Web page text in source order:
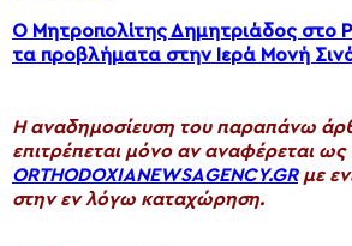
Ο Μητροπολίτης Δημητριάδος στο
τα προβλήματα στην Ιερά Μονή
H αναδημοσίευση του παραπάνω
επιτρέπεται μόνο αν αναφέρεται
ORTHODOXIANEWSAGENCY.GRμε
στην εν λόγω καταχώρηση.